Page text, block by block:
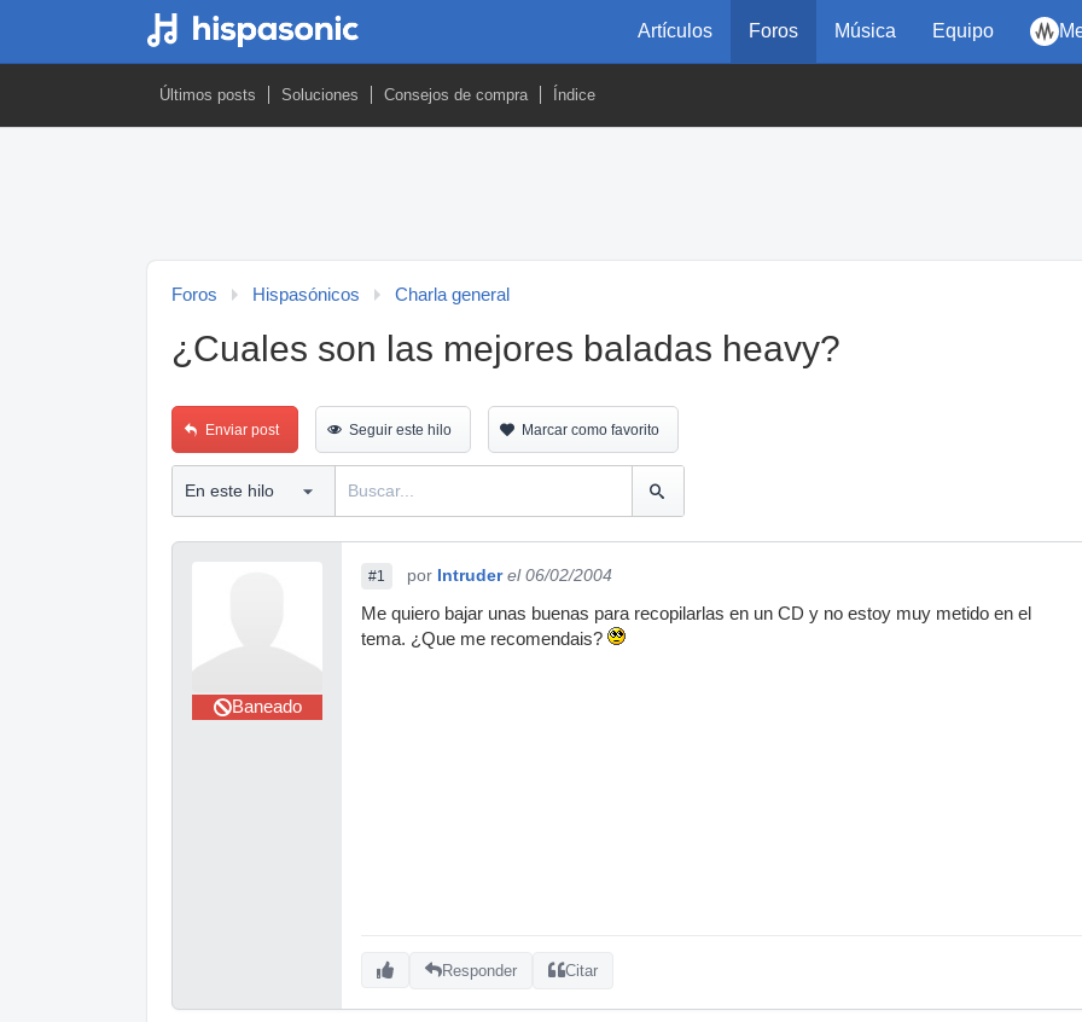
Artículos Foros Música Equipo
Últimos posts Soluciones Consejos de compra Índice
Foros Hispasónicos Charla general
¿Cuales son las mejores baladas heavy?
Enviar post Seguir este hilo Marcar como favorito
Baneado
#1 por Intruder el 06/02/2004
Me quiero bajar unas buenas para recopilarlas en un CD y no estoy muy metido en el
tema. ¿Que me recomendais?
Responder Citar